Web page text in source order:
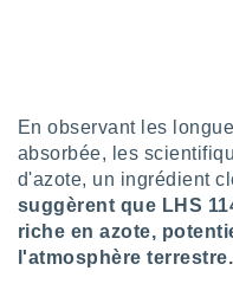
des
des
pour
En observant les
absorbée, les
d'azote, un ingrédient
suggèrent que LHS
riche en azote,
l'atmosphère terrestre.